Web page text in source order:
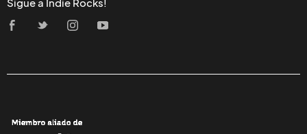
Sigue a Indie Rocks!